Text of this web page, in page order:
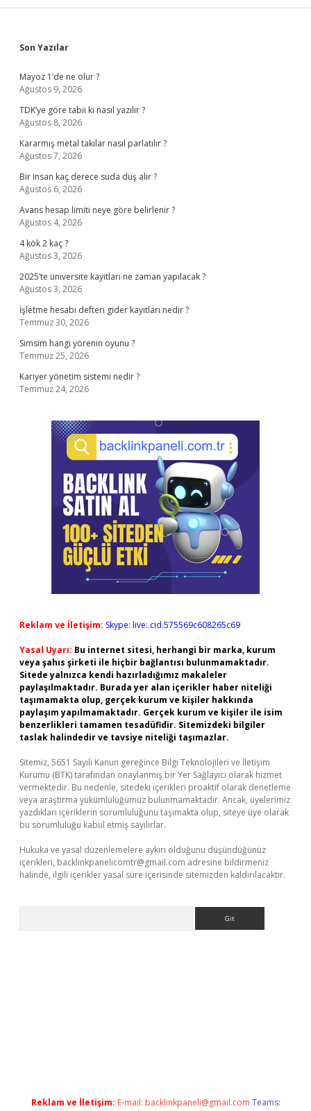
Sidebar
Son Yazılar
Mayoz 1’de ne olur ?
Ağustos 9, 2026
TDK’ye göre tabii ki nasıl yazılır ?
Ağustos 8, 2026
Kararmış metal takılar nasıl parlatılır ?
Ağustos 7, 2026
Bir insan kaç derece suda duş alır ?
Ağustos 6, 2026
Avans hesap limiti neye göre belirlenir ?
Ağustos 4, 2026
4 kök 2 kaç ?
Ağustos 3, 2026
2025’te üniversite kayıtları ne zaman yapılacak ?
Ağustos 3, 2026
İşletme hesabı defteri gider kayıtları nedir ?
Temmuz 30, 2026
Simsim hangi yörenin oyunu ?
Temmuz 25, 2026
Kariyer yönetim sistemi nedir ?
Temmuz 24, 2026
Reklam ve İletişim: Skype: live:.cid.575569c608265c69
Yasal Uyarı: Bu internet sitesi, herhangi bir marka, kurum
veya şahıs şirketi ile hiçbir bağlantısı bulunmamaktadır.
Sitede yalnızca kendi hazırladığımız makaleler
paylaşılmaktadır. Burada yer alan içerikler haber niteliği
taşımamakta olup, gerçek kurum ve kişiler hakkında
paylaşım yapılmamaktadır. Gerçek kurum ve kişiler ile isim
benzerlikleri tamamen tesadüfidir. Sitemizdeki bilgiler
taslak halindedir ve tavsiye niteliği taşımazlar.
Sitemiz, 5651 Sayılı Kanun gereğince Bilgi Teknolojileri ve İletişim
Kurumu (BTK) tarafından onaylanmış bir Yer Sağlayıcı olarak hizmet
vermektedir. Bu nedenle, sitedeki içerikleri proaktif olarak denetleme
veya araştırma yükümlülüğümüz bulunmamaktadır. Ancak, üyelerimiz
yazdıkları içeriklerin sorumluluğunu taşımakta olup, siteye üye olarak
bu sorumluluğu kabul etmiş sayılırlar.
Hukuka ve yasal düzenlemelere aykırı olduğunu düşündüğünüz
içerikleri, backlinkpanelicomtr@gmail.com adresine bildirmeniz
halinde, ilgili içerikler yasal süre içerisinde sitemizden kaldırılacaktır.
Reklam ve İletişim: E-mail: backlinkpaneli@gmail.com Teams: